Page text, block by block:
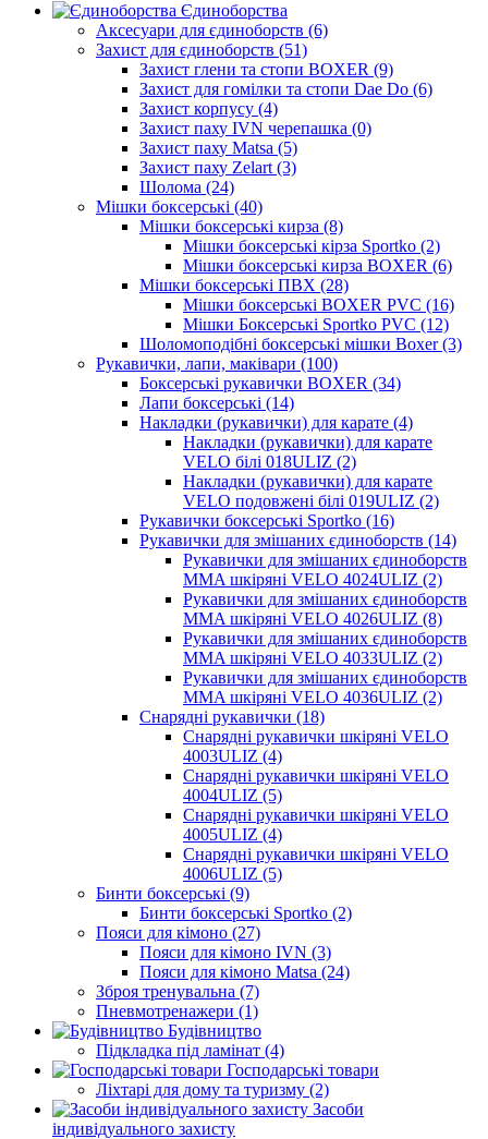
Єдиноборства
Аксесуари для єдиноборств (6)
Захист для єдиноборств (51)
Захист глени та стопи BOXER (9)
Захист для гомілки та стопи Dae Do (6)
Захист корпусу (4)
Захист паху IVN черепашка (0)
Захист паху Matsa (5)
Захист паху Zelart (3)
Шолома (24)
Мішки боксерські (40)
Мішки боксерські кирза (8)
Мішки боксерські кірза Sportko (2)
Мішки боксерські кирза BOXER (6)
Мішки боксерські ПВХ (28)
Мішки боксерські BOXER PVC (16)
Мішки Боксерські Sportko PVC (12)
Шоломоподібні боксерські мішки Boxer (3)
Рукавички, лапи, маківари (100)
Боксерські рукавички BOXER (34)
Лапи боксерські (14)
Накладки (рукавички) для карате (4)
Накладки (рукавички) для карате
VELO білі 018ULIZ (2)
Накладки (рукавички) для карате
VELO подовжені білі 019ULIZ (2)
Рукавички боксерські Sportko (16)
Рукавички для змішаних єдиноборств (14)
Рукавички для змішаних єдиноборств
MMA шкіряні VELO 4024ULIZ (2)
Рукавички для змішаних єдиноборств
MMA шкіряні VELO 4026ULIZ (8)
Рукавички для змішаних єдиноборств
MMA шкіряні VELO 4033ULIZ (2)
Рукавички для змішаних єдиноборств
MMA шкіряні VELO 4036ULIZ (2)
Снарядні рукавички (18)
Снарядні рукавички шкіряні VELO
4003ULIZ (4)
Снарядні рукавички шкіряні VELO
4004ULIZ (5)
Снарядні рукавички шкіряні VELO
4005ULIZ (4)
Снарядні рукавички шкіряні VELO
4006ULIZ (5)
Бинти боксерські (9)
Бинти боксерські Sportko (2)
Пояси для кімоно (27)
Пояси для кімоно IVN (3)
Пояси для кімоно Matsa (24)
Зброя тренувальна (7)
Пневмотренажери (1)
Будівництво
Підкладка під ламінат (4)
Господарські товари
Ліхтарі для дому та туризму (2)
Засоби
індивідуального захисту